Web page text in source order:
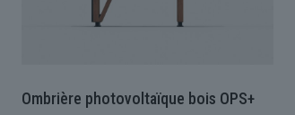
Ombrière photovoltaïque bois OPS+